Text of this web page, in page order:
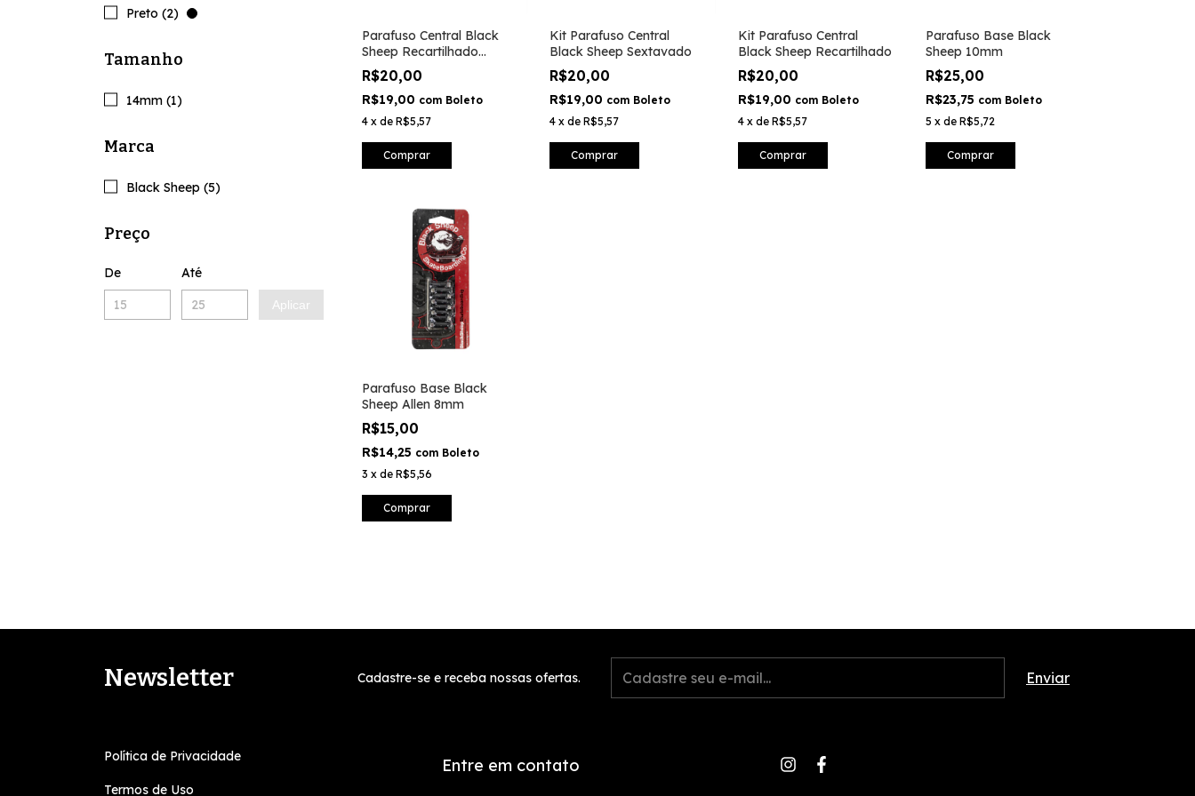
Preto (2)
Tamanho
14mm (1)
Marca
Black Sheep (5)
Preço
De Até
Aplicar
Parafuso Central Black
Sheep Recartilhado
Vazado
R$20,00
R$19,00 com Boleto
4 x de R$5,57
Comprar
Kit Parafuso Central
Black Sheep Sextavado
R$20,00
R$19,00 com Boleto
4 xdeR$5,57
Comprar
Kit Parafuso Central
Black Sheep Recartilhado
R$20,00
R$19,00 com Boleto
4 x de R$5,57
Comprar
Parafuso Base Black
Sheep 10mm
R$25,00
R$23,75 com Boleto
5 x de R$5,72
Comprar
Parafuso Base Black
Sheep Allen 8mm
R$15,00
R$14,25 com Boleto
3 x de R$5,56
Comprar
Newsletter Cadastre-se e receba nossas ofertas.
Política de Privacidade
Termos de Uso
Entre em contato